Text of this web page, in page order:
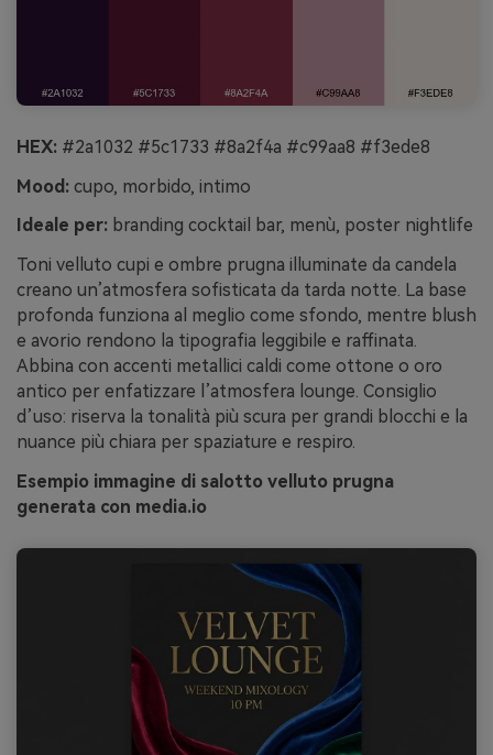
HEX: #2a1032 #5c1733 #8a2f4a #c99aa8 #f3ede8
Mood: cupo, morbido, intimo
Ideale per: branding cocktail bar, menù, poster nightlife
Toni velluto cupi e ombre prugna illuminate da candela
creano un’atmosfera sofisticata da tarda notte. La base
profonda funziona al meglio come sfondo, mentre blush
e avorio rendono la tipografia leggibile e raffinata.
Abbina con accenti metallici caldi come ottone o oro
antico per enfatizzare l’atmosfera lounge. Consiglio
d’uso: riserva la tonalità più scura per grandi blocchi e la
nuance più chiara per spaziature e respiro.
Esempio immagine di salotto velluto prugna
generata con media.io